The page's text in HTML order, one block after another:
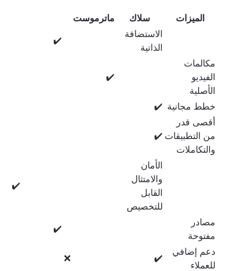
الميزات سلاك
ماترموست
الاستضافة
الذاتية
✔️
مكالمات
الفيديو
الأصلية
✔️
خطط مجانية ✔️
أقصى قدر
من التطبيقات
والتكاملات
✔️
الأمان
والامتثال
القابل
للتخصيص
✔️
مصادر
مفتوحة
✔️
دعم إضافي
للعملاء
✔️
❌